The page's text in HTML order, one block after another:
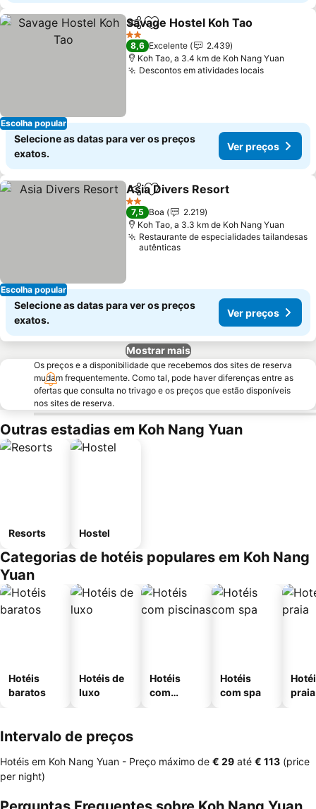
Escolha popular
PartilharAdicionar aos favoritos
Savage Hostel Koh Tao
2 Estrelas
8,6 Excelente
2.439
Koh Tao, a 3.4 km de Koh Nang Yuan
Descontos em atividades locais
Selecione as datas para ver os preços
exatos.
Ver preços
Escolha popular
PartilharAdicionar aos favoritos
Asia Divers Resort
2 Estrelas
7,5 Boa
2.219
Koh Tao, a 3.3 km de Koh Nang Yuan
Restaurante de especialidades tailandesas
autênticas
Selecione as datas para ver os preços
exatos.
Ver preços
Mostrar mais
Os preços e a disponibilidade que recebemos dos sites de reserva
mudam frequentemente. Como tal, pode haver diferenças entre as
ofertas que consulta no trivago e os preços que estão disponíveis
nos sites de reserva.
Outras estadias em Koh Nang Yuan
Resorts Hostel
Categorias de hotéis populares em Koh Nang
Yuan
Hotéis
baratos
Hotéis de
luxo
Hotéis
com
Hotéis
com spa
praia
Intervalo de preços
Hotéis em Koh Nang Yuan - Preço máximo de ‎€ 29 até ‎€ 113 (price
per night)